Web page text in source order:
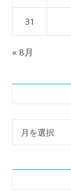
31
« 8月
アーカイブ